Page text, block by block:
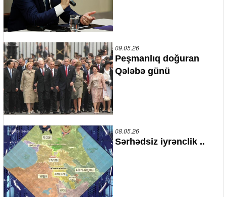
09.05.26
Peşmanlıq doğuran
Qələbə günü
08.05.26
Sərhədsiz iyrənclik ..